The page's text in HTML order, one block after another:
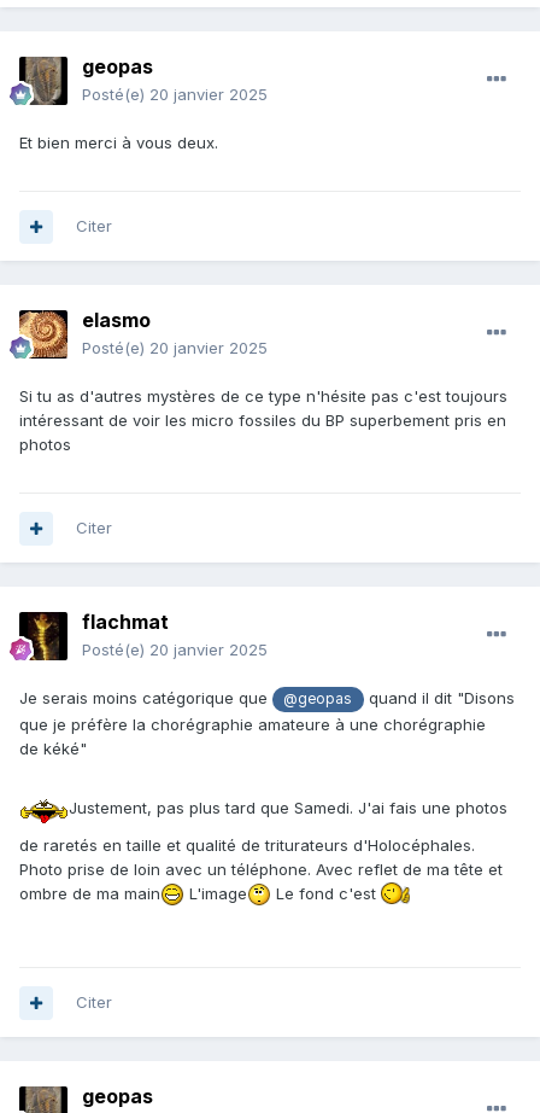
geopas
Posté(e) 20 janvier 2025
Et bien merci à vous deux.
Citer
elasmo
Posté(e) 20 janvier 2025
Si tu as d'autres mystères de ce type n'hésite pas c'est toujours
intéressant de voir les micro fossiles du BP superbement pris en
photos
Citer
flachmat
Posté(e) 20 janvier 2025
Je serais moins catégorique que @geopas
quand il dit "Disons
que je préfère la chorégraphie amateure à une chorégraphie
de kéké"
Justement, pas plus tard que Samedi. J'ai fais une photos
de raretés en taille et qualité de triturateurs d'Holocéphales.
Photo prise de loin avec un téléphone. Avec reflet de ma tête et
ombre de ma main
L'image Le fond c'est
Citer
geopas